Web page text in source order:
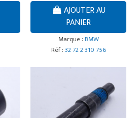
AJOUTER AU
PANIER
Marque :BMW
Réf :32 72 2 310 756